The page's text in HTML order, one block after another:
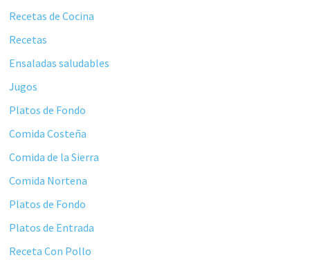
principal
Recetas de Cocina
Recetas
Ensaladas saludables
Jugos
Platos de Fondo
Comida Costeña
Comida de la Sierra
Comida Nortena
Platos de Fondo
Platos de Entrada
Receta Con Pollo